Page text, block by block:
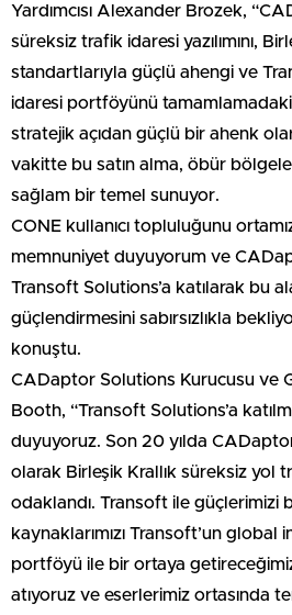
Yardımcısı Alexander Brozek,
süreksiz trafik idaresi yazılımını,
standartlarıyla güçlü ahengi ve
idaresi portföyünü tamamlamadaki
stratejik açıdan güçlü bir ahenk
vakitte bu satın alma, öbür
sağlam bir temel sunuyor.
CONE kullanıcı topluluğunu
memnuniyet duyuyorum ve
Transoft Solutions’a katılarak bu
güçlendirmesini sabırsızlıkla
konuştu.
CADaptor Solutions Kurucusu ve
Booth, “Transoft Solutions’a
duyuyoruz. Son 20 yılda
olarak Birleşik Krallık süreksiz yol
odaklandı. Transoft ile güçlerimizi
kaynaklarımızı Transoft’un
portföyü ile bir ortaya
atıyoruz ve eserlerimiz ortasında